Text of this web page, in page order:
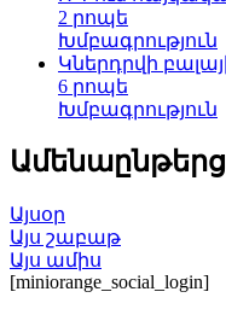
2 րոպե
Խմբագրություն
Կներդրվի
6 րոպե
Խմբագրություն
Այսօր
Այս շաբաթ
Այս ամիս
[miniorange_social_login]